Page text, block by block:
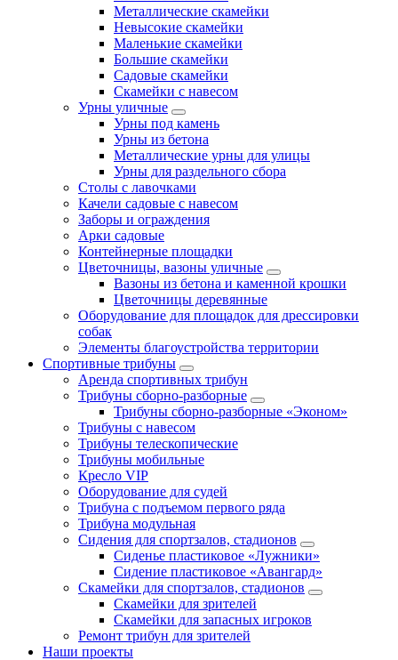
Металлические скамейки
Невысокие скамейки
Маленькие скамейки
Большие скамейки
Садовые скамейки
Скамейки с навесом
Урны уличные
Урны под камень
Урны из бетона
Металлические урны для улицы
Урны для раздельного сбора
Столы с лавочками
Качели садовые с навесом
Заборы и ограждения
Арки садовые
Контейнерные площадки
Цветочницы, вазоны уличные
Вазоны из бетона и каменной крошки
Цветочницы деревянные
Оборудование для площадок для дрессировки
собак
Элементы благоустройства территории
Спортивные трибуны
Аренда спортивных трибун
Трибуны сборно-разборные
Трибуны сборно-разборные «Эконом»
Трибуны с навесом
Трибуны телескопические
Трибуны мобильные
Кресло VIP
Оборудование для судей
Трибуна с подъемом первого ряда
Трибуна модульная
Сидения для спортзалов, стадионов
Сиденье пластиковое «Лужники»
Сидение пластиковое «Авангард»
Скамейки для спортзалов, стадионов
Скамейки для зрителей
Скамейки для запасных игроков
Ремонт трибун для зрителей
Наши проекты